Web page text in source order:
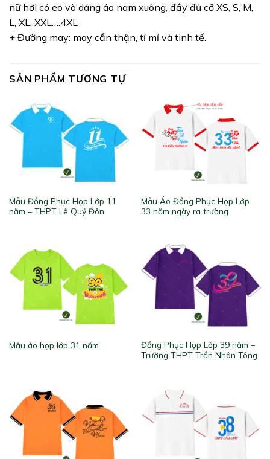
nữ hơi có eo và dáng áo nam xuông, đầy đủ cỡ XS, S, M,
L, XL, XXL….4XL
+ Đường may: may cẩn thận, tỉ mỉ và tinh tế.
SẢN PHẨM TƯƠNG TỰ
Mẫu Đồng Phục Họp Lớp 11
năm – THPT Lê Quý Đôn
Mẫu Áo Đồng Phục Họp Lớp
33 năm ngày ra trường
Mẫu áo họp lớp 31 năm
Đồng Phục Họp Lớp 39 năm –
Trường THPT Trần Nhân Tông